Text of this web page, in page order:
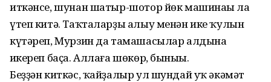
иткәнсе, шунан шатыр-шотор йөк машинаһы ла
үтеп китә. Таҡталарҙы алыу менән ике ҡулын
күтәреп, Мурзин да тамашасылар алдына
һикереп баҫа. Аллаға шөкөр, быныһы.
Беҙҙән киткәс, ҡайҙалыр ул шундай уҡ әкәмәт